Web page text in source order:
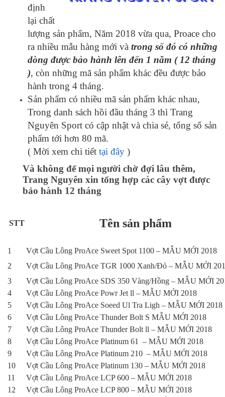
định
lại chất
lượng sản phẩm, Năm 2018 vừa qua, Proace cho
ra nhiều mẫu hàng mới và trong số đó có những
dòng được bảo hành lên đến 1 năm ( 12 tháng
), còn những mã sản phẩm khác đều được bảo
hành trong 4 tháng.
Sản phẩm có nhiều mã sản phẩm khác nhau,
Trong danh sách hồi đầu tháng 3 thì Trang
Nguyên Sport có cập nhật và chia sẻ, tổng số sản
phẩm tới hơn 80 mã.
( Mời xem chi tiết tại đây )
Và không để mọi người chờ đợi lâu thêm,
Trang Nguyên xin tổng hợp các cây vợt được
bảo hành 12 tháng
STT Tên sản phẩm
1
Vợt Cầu Lông ProAce Sweet Spot 1100 – MẪU MỚI 2018
2
Vợt Cầu Lông ProAce TGR 1000 Xanh/Đỏ – MẪU MỚI
3
Vợt Cầu Lông ProAce SDS 350 Vàng/Hồng – MẪU MỚI
4
Vợt Cầu Lông ProAce Powr Jet ll – MẪU MỚI 2018
5
Vợt Cầu Lông ProAce Soeed Ul Tra Ligh – MẪU MỚI 2018
6
Vợt Cầu Lông ProAce Thunder Bolt S MẪU MỚI 2018
7
Vợt Cầu Lông ProAce Thunder Bolt ll – MẪU MỚI 2018
8
Vợt Cầu Lông ProAce Platinum 61 – MẪU MỚI 2018
9
Vợt Cầu Lông ProAce Platinum 210 – MẪU MỚI 2018
10
Vợt Cầu Lông ProAce Platinum 130 – MẪU MỚI 2018
11
Vợt Cầu Lông ProAce LCP 600 – MẪU MỚI 2018
12
Vợt Cầu Lông ProAce LCP 800 – MẪU MỚI 2018